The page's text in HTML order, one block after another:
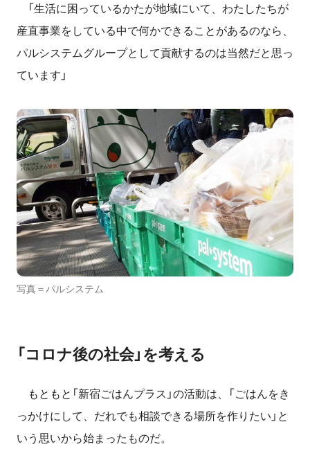
「生活に困っているかたが地域にいて、わたしたちが
産直事業をしている中で何かできることがあるのなら、
パルシステムグループとして貢献するのは当然だと思っ
ています」
写真＝パルシステム
「コロナ後の社会」を考える
もともと「新宿ごはんプラス」の活動は、「ごはんをき
っかけにして、だれでも相談できる場所を作りたい」と
いう思いから始まったものだ。